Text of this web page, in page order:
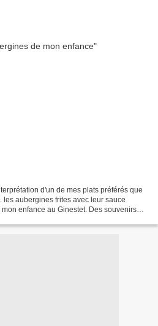
d'un de mes plats préférés que
les aubergines frites avec leur sauce
enfance au Ginestet. Des souvenirs